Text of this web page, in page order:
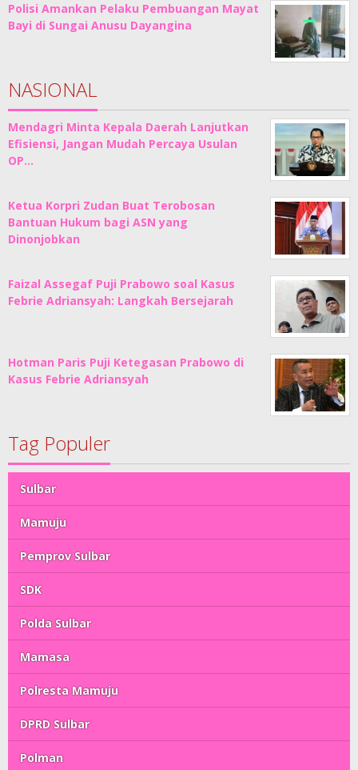
Polisi Amankan Pelaku Pembuangan Mayat
Bayi di Sungai Anusu Dayangina
NASIONAL
Mendagri Minta Kepala Daerah Lanjutkan
Efisiensi, Jangan Mudah Percaya Usulan
OP…
Ketua Korpri Zudan Buat Terobosan
Bantuan Hukum bagi ASN yang
Dinonjobkan
Faizal Assegaf Puji Prabowo soal Kasus
Febrie Adriansyah: Langkah Bersejarah
Hotman Paris Puji Ketegasan Prabowo di
Kasus Febrie Adriansyah
Tag Populer
Sulbar
Mamuju
Pemprov Sulbar
SDK
Polda Sulbar
Mamasa
Polresta Mamuju
DPRD Sulbar
Polman